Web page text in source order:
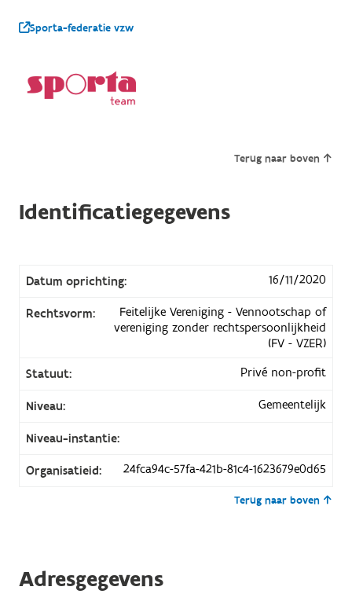
Sporta-federatie vzw
Terug naar boven
Identificatiegegevens
Datum oprichting: 16/11/2020
Rechtsvorm:
Feitelijke Vereniging - Vennootschap of
vereniging zonder rechtspersoonlijkheid
(FV - VZER)
Statuut:
Privé non-profit
Niveau: Gemeentelijk
Niveau-instantie:
Organisatieid: 24fca94c-57fa-421b-81c4-1623679e0d65
Terug naar boven
Adresgegevens